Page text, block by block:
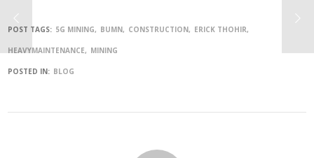
POST TAGS: 5G MINING BUMN CONSTRUCTION ERICK THOHIR
HEAVYMAINTENANCE MINING
POSTED IN: BLOG